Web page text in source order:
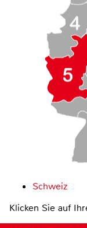
Schweiz
Klicken Sie auf